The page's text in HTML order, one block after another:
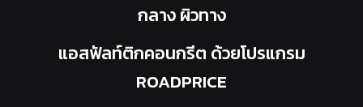
กลาง ผิวทาง
แอสฟัลท์ติกคอนกรีต ด้วยโปรแกรม
ROADPRICE